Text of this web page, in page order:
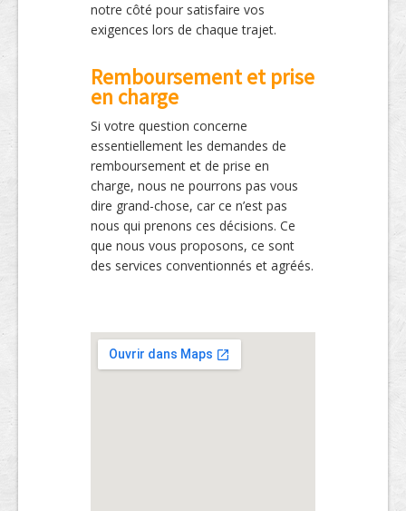
notre côté pour satisfaire vos
exigences lors de chaque trajet.
Remboursement et prise
en charge
Si votre question concerne
essentiellement les demandes de
remboursement et de prise en
charge, nous ne pourrons pas vous
dire grand-chose, car ce n’est pas
nous qui prenons ces décisions. Ce
que nous vous proposons, ce sont
des services conventionnés et agréés.